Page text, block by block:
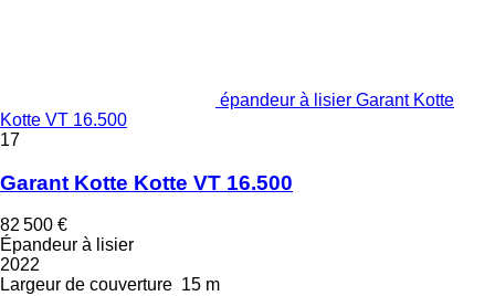
épandeur à lisier Garant Kotte
Kotte VT 16.500
17
Garant Kotte Kotte VT 16.500
82 500 €
Épandeur à lisier
2022
Largeur de couverture 15 m